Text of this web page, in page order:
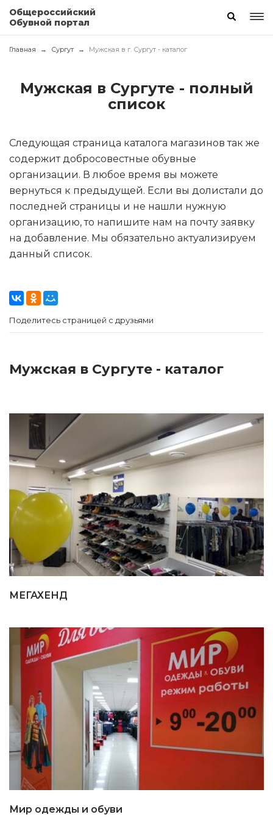
Общероссийский
Обувной портал
Главная Сургут Мужская в г. Сургут - каталог
Мужская в Сургуте - полный
список
Следующая страница каталога магазинов так же
содержит добросовестные обувные
организации. В любое время вы можете
вернуться к предыдущей. Если вы долистали до
последней страницы и не нашли нужную
организацию, то напишите нам на почту заявку
на добавление. Мы обязательно актуализируем
данный список.
Поделитесь страницей с друзьями
Мужская в Сургуте - каталог
МЕГАХЕНД
Мир одежды и обуви